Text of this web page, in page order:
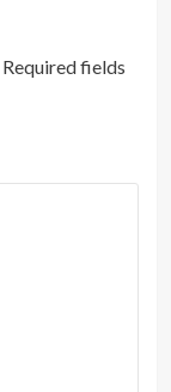
Required fields